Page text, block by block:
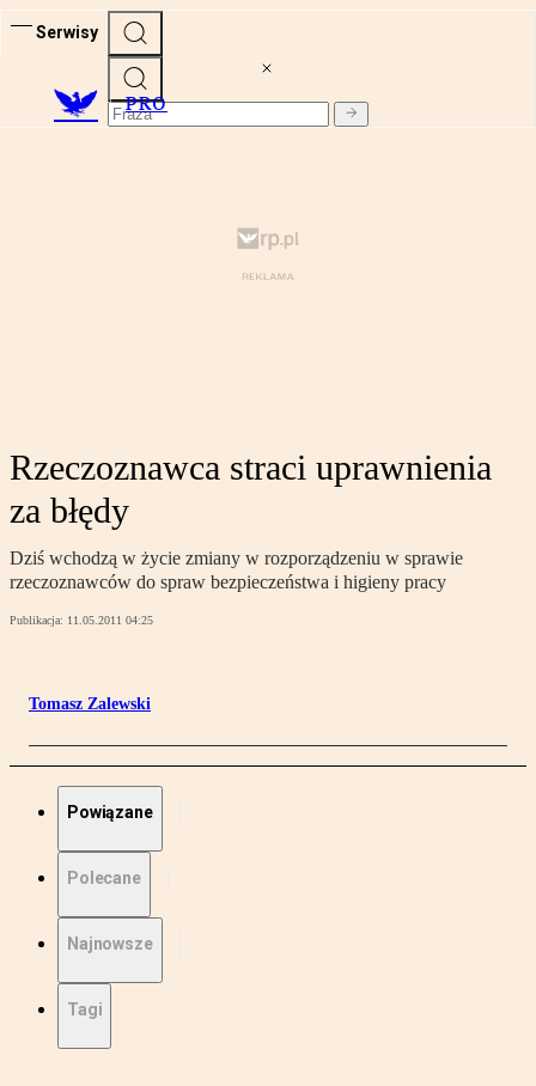
Serwisy
PRO
Rzeczoznawca straci uprawnienia
za błędy
Dziś wchodzą w życie zmiany w rozporządzeniu w sprawie
rzeczoznawców do spraw bezpieczeństwa i higieny pracy
Publikacja: 11.05.2011 04:25
Tomasz Zalewski
Powiązane
Polecane
Najnowsze
Tagi